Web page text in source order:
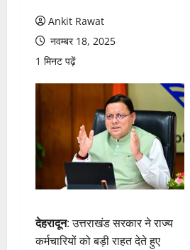
Ankit Rawat
नवम्बर 18, 2025
1 मिनट पढ़ें
देहरादून: उत्तराखंड सरकार ने राज्य
कर्मचारियों को बड़ी राहत देते हुए